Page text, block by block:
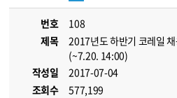
번호
108
제목
2017년도 하반기 코레일
(~7.20. 14:00)
작성일
2017-07-04
조회수
577,199